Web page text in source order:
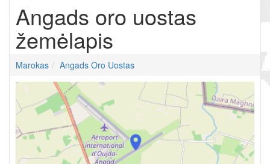
Angads oro uostas
žemėlapis
Marokas Angads Oro Uostas